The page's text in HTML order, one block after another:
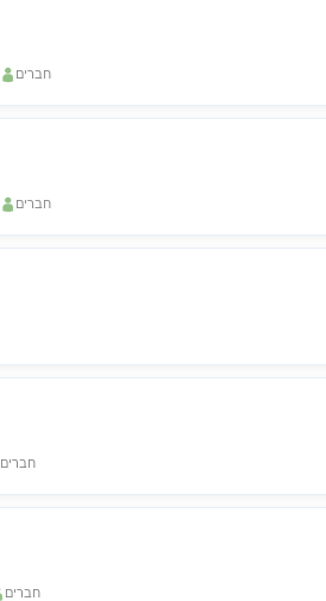
חברים
חברים
חברים
חברים